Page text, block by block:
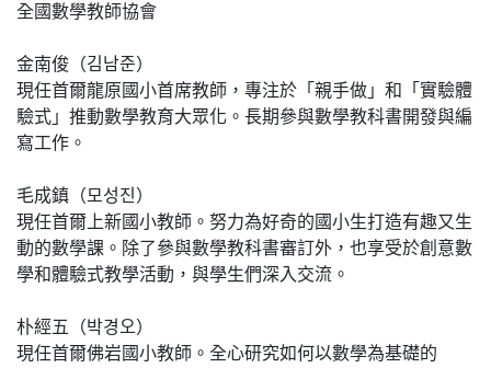
全國數學教師協會
金南俊（김남준）
現任首爾龍原國小首席教師，專注於「親手做」和「實驗體
驗式」推動數學教育大眾化。長期參與數學教科書開發與編
寫工作。
毛成鎮（모성진）
現任首爾上新國小教師。努力為好奇的國小生打造有趣又生
動的數學課。除了參與數學教科書審訂外，也享受於創意數
學和體驗式教學活動，與學生們深入交流。
朴經五（박경오）
現任首爾佛岩國小教師。全心研究如何以數學為基礎的